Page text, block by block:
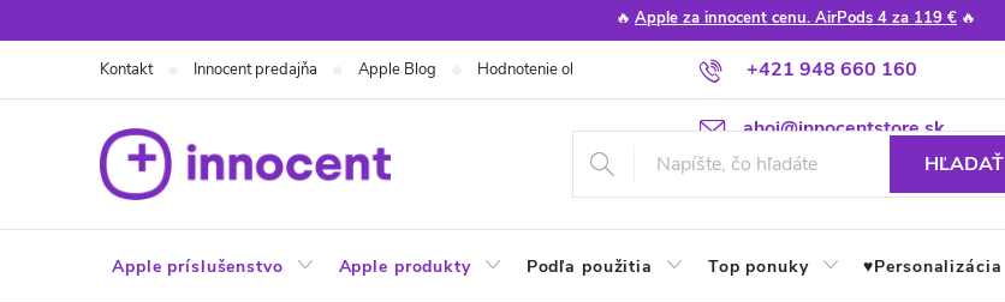
na
🔥 Apple za innocent cenu. AirPods 4 za 119 € 🔥
+421 948 660 160
ahoj@innocentstore.sk
Kontakt Innocent predajňa Apple Blog Hodnotenie obchodu Poradňa Apple návody a tipy
HĽADAŤ
Apple príslušenstvo Apple produkty Podľa použitia Top ponuky ♥︎Personalizácia